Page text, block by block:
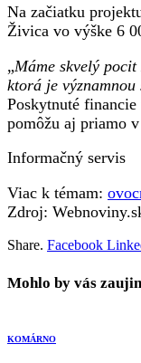
Na začiatku
Živica vo výške 6
„Máme skvelý
ktorá je
Poskytnuté
pomôžu aj priamo
Informačný servis
Viac k témam:
Zdroj:
Share. Facebook
Mohlo by vás
KOMÁRNO